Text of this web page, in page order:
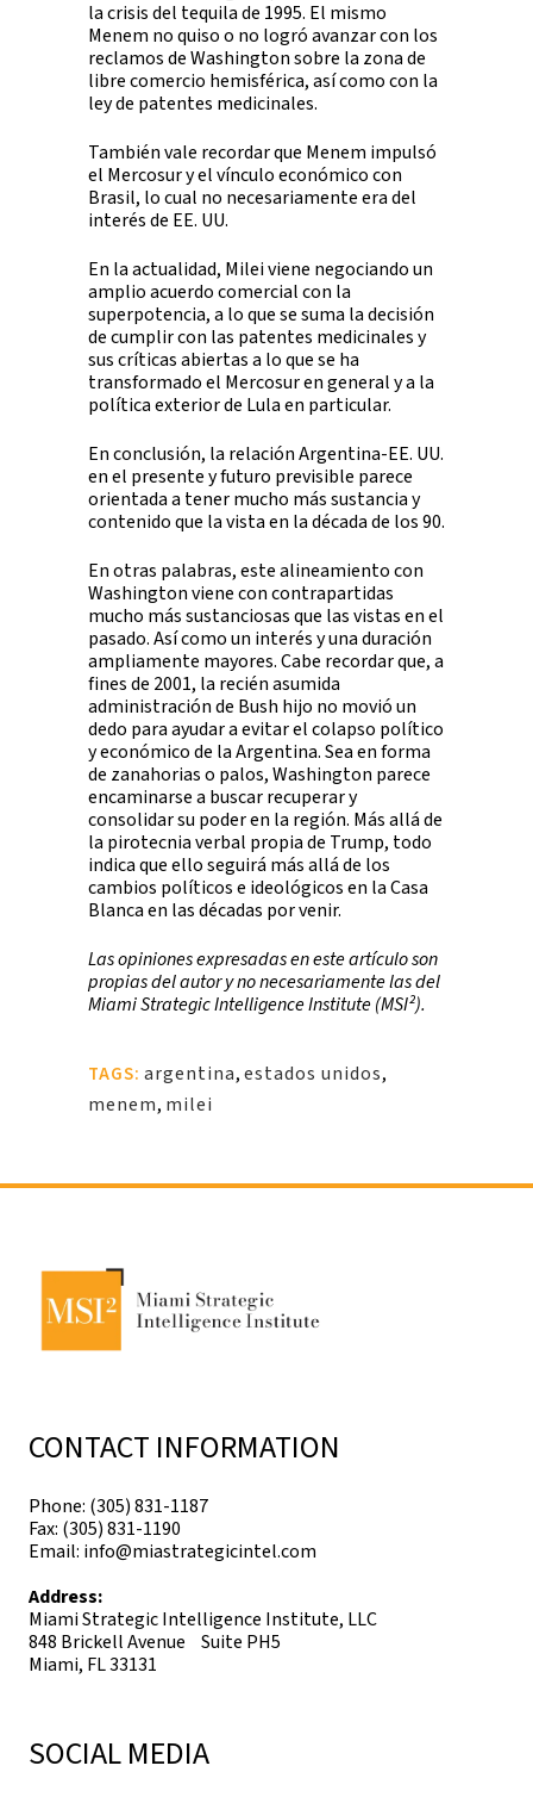
la crisis del tequila de 1995. El mismo
Menem no quiso o no logró avanzar con los
reclamos de Washington sobre la zona de
libre comercio hemisférica, así como con la
ley de patentes medicinales.
También vale recordar que Menem impulsó
el Mercosur y el vínculo económico con
Brasil, lo cual no necesariamente era del
interés de EE. UU.
En la actualidad, Milei viene negociando un
amplio acuerdo comercial con la
superpotencia, a lo que se suma la decisión
de cumplir con las patentes medicinales y
sus críticas abiertas a lo que se ha
transformado el Mercosur en general y a la
política exterior de Lula en particular.
En conclusión, la relación Argentina-EE. UU.
en el presente y futuro previsible parece
orientada a tener mucho más sustancia y
contenido que la vista en la década de los 90.
En otras palabras, este alineamiento con
Washington viene con contrapartidas
mucho más sustanciosas que las vistas en el
pasado. Así como un interés y una duración
ampliamente mayores. Cabe recordar que, a
fines de 2001, la recién asumida
administración de Bush hijo no movió un
dedo para ayudar a evitar el colapso político
y económico de la Argentina. Sea en forma
de zanahorias o palos, Washington parece
encaminarse a buscar recuperar y
consolidar su poder en la región. Más allá de
la pirotecnia verbal propia de Trump, todo
indica que ello seguirá más allá de los
cambios políticos e ideológicos en la Casa
Blanca en las décadas por venir.
Las opiniones expresadas en este artículo son
propias del autor y no necesariamente las del
Miami Strategic Intelligence Institute (MSI²).
TAGS: argentina,estados unidos,
menem, milei
CONTACT INFORMATION
Phone: (305) 831-1187
Fax: (305) 831-1190
Email: info@miastrategicintel.com
Address:
Miami Strategic Intelligence Institute, LLC
848 Brickell Avenue Suite PH5
Miami, FL 33131
SOCIAL MEDIA